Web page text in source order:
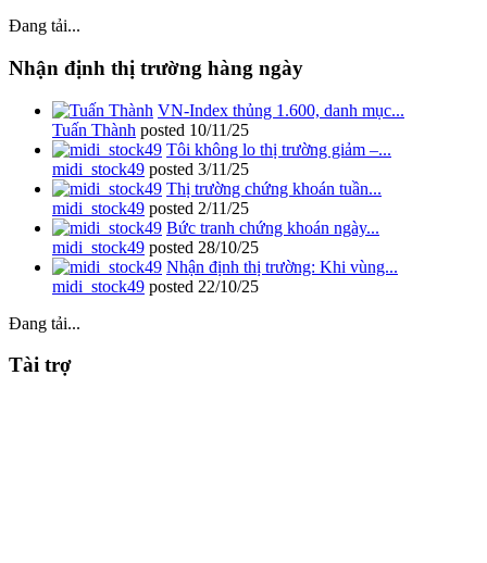
Đang tải...
Nhận định thị trường hàng ngày
VN-Index thủng 1.600, danh mục...
Tuấn Thành posted 10/11/25
Tôi không lo thị trường giảm –...
midi_stock49 posted 3/11/25
Thị trường chứng khoán tuần...
midi_stock49 posted 2/11/25
Bức tranh chứng khoán ngày...
midi_stock49 posted 28/10/25
Nhận định thị trường: Khi vùng...
midi_stock49 posted 22/10/25
Đang tải...
Tài trợ